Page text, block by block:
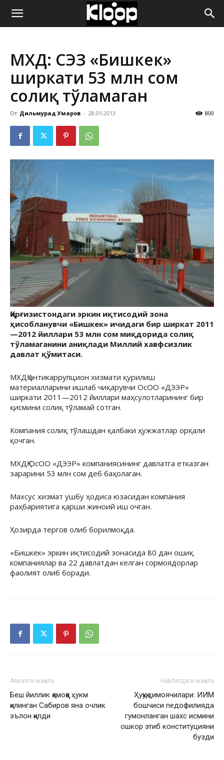
ҚИРҒИЗИСТОН
ЯНГИЛИКЛАРИ
МХДҚ: СЭЗ «Бишкек»
ширкати 53 млн сом
солиқ тўламаган
От Дильмурад Умаров - 28.05.2013 800
Қирғизистондаги эркин иқтисодий зона
ҳисобланувчи «Бишкек» ичидаги бир ширкат 2011
—2012 йиллари 53 млн сом миқдорида солиқ
тўламаганини аниқлади Миллий хавфсизлик
давлат қўмитаси.
МХДҚ антикаррупцион хизмати қурилиш
материалларини ишлаб чиқарувчи ОсОО «ДЭЭР»
ширкати 2011—2012 йиллари маҳсулотларининг бир
қисмини солиқ тўламай сотган.
Компания солиқ тўлашдан қалбаки ҳужжатлар орқали
қочган.
МХДҚ ОсОО «ДЭЭР» компаниясининг давлатга етказган
зарарини 53 млн сом деб баҳолаган.
Махсус хизмат ушбу ҳодиса юзасидан компания
раҳбариятига қарши жиноий иш очган.
Ҳозирда тергов олиб борилмоқда.
«Бишкек» эркин иқтисодий зонасида 80 дан ошиқ
компаниялар ва 22 давлатдан келган сормоядорлар
фаолият олиб боради.
Аввалги мақола
Беш йиллик қамоққа ҳукм
қилинган Сабиров яна очлик
эълон қилди
Навбатдаги мақола
Ҳуқуқ ҳимоячилари: ИИМ
бошчиси педофилияда
гумонланган шахс исмини
ошкор этиб конституцияни
бузди